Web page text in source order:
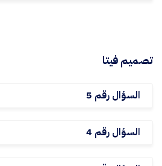
تصميم فيتا
السؤال رقم 5
السؤال رقم 4